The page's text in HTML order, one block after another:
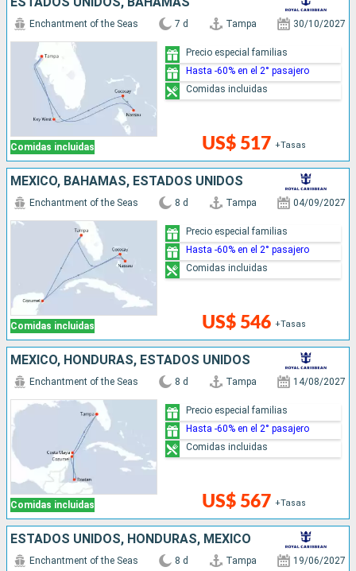
Comidas incluidas
Enchantment of the Seas 7 d Tampa 30/10/2027
US$ 517 +Tasas
Precio especial familias
Hasta -60% en el 2° pasajero
Comidas incluidas
MÉXICO, BAHAMAS, ESTADOS UNIDOS
Comidas incluidas
Enchantment of the Seas 8 d Tampa 04/09/2027
US$ 546 +Tasas
Precio especial familias
Hasta -60% en el 2° pasajero
Comidas incluidas
MÉXICO, HONDURAS, ESTADOS UNIDOS
Comidas incluidas
Enchantment of the Seas 8 d Tampa 14/08/2027
US$ 567 +Tasas
Precio especial familias
Hasta -60% en el 2° pasajero
Comidas incluidas
ESTADOS UNIDOS, HONDURAS, MÉXICO
Enchantment of the Seas 8 d Tampa 19/06/2027